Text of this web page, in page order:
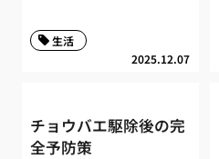
2025.12.07
生活
チョウバエ駆除後の完
全予防策